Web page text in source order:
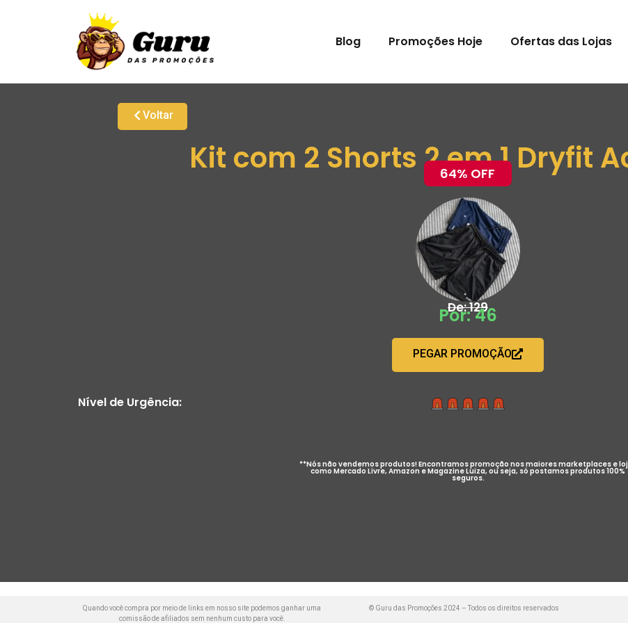
Blog Promoções Hoje Ofertas das Lojas
Voltar
Kit com 2 Shorts 2 em 1 Dryfit
64% OFF
De: 129
Por: 46
PEGAR PROMOÇÃO
Nível de Urgência:
**Nós não vendemos produtos! Encontramos promoção nos maiores marketplaces e
como Mercado Livre, Amazon e Magazine Luiza, ou seja, só postamos produtos 100%
seguros.
Quando você compra por meio de links em nosso site podemos ganhar uma
comissão de afiliados sem nenhum custo para você.
© Guru das Promoções 2024 – Todos os direitos reservados